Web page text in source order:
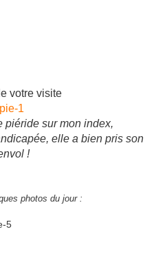
votre visite
piéride sur mon index,
elle a bien pris son
!
photos du jour :